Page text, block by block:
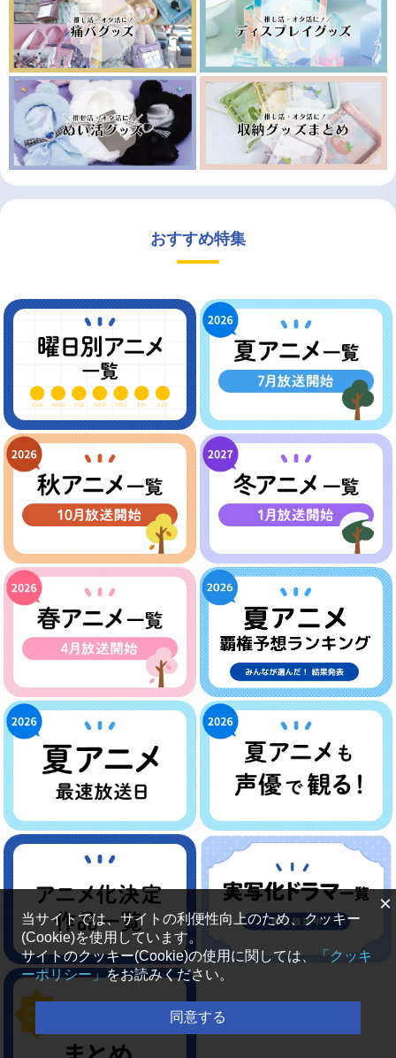
おすすめ特集
×
当サイトでは、サイトの利便性向上のため、クッキー
(Cookie)を使用しています。
サイトのクッキー(Cookie)の使用に関しては、
「クッキ
ーポリシー」をお読みください。
同意する